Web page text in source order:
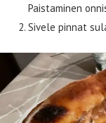
Paistaminen
Sivele pinnat